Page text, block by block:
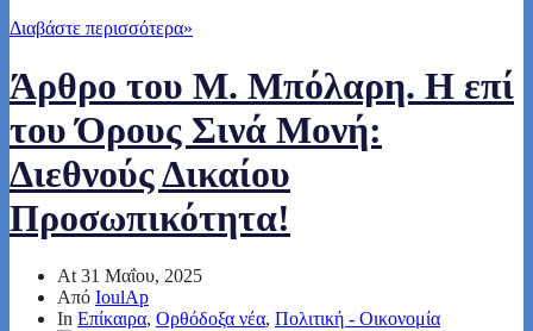
Διαβάστε περισσότερα»
Άρθρο του Μ. Μπόλαρη. Η επί
του Όρους Σινά Μονή:
Διεθνούς Δικαίου
Προσωπικότητα!
At 31 Μαΐου, 2025
Από IoulAp
In Επίκαιρα, Ορθόδοξα νέα, Πολιτική - Οικονομία